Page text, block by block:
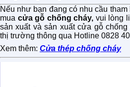
Nếu như bạn đang có nhu cầu
mua cửa gỗ chống cháy, vui lòng
sản xuất và sản xuất cửa gỗ
thị trường thông qua Hotline 0828
Xem thêm: Cửa thép chống cháy